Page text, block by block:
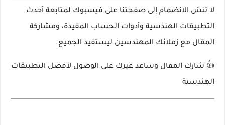
لا تنسَ الانضمام إلى صفحتنا على فيسبوك لمتابعة أحدث
التطبيقات الهندسية وأدوات الحساب المفيدة، ومشاركة
المقال مع زملائك المهندسين ليستفيد الجميع.
👍 شارك المقال وساعد غيرك على الوصول لأفضل التطبيقات
الهندسية